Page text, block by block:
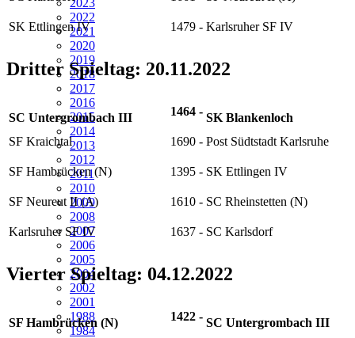
2023
2022
2021
2020
2019
2018
2017
2016
2015
2014
2013
2012
2011
2010
2009
2008
2007
2006
2005
2004
2002
2001
1988
1984
SK Ettlingen IV 1479 - Karlsruher SF IV
Dritter Spieltag: 20.11.2022
SC Untergrombach III 1464 - SK Blankenloch
SF Kraichtal
1690 - Post Südtstadt Karlsruhe
SF Hambrücken (N) 1395 - SK Ettlingen IV
SF Neureut II (A) 1610 - SC Rheinstetten (N)
Karlsruher SF IV 1637 - SC Karlsdorf
Vierter Spieltag: 04.12.2022
SF Hambrücken (N) 1422 - SC Untergrombach III